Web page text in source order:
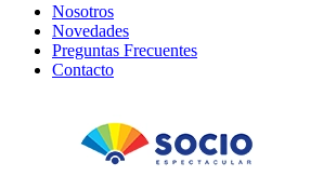
Nosotros
Novedades
Preguntas Frecuentes
Contacto